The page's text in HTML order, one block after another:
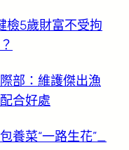
檢5歲財富不受拘
部：維護傑出漁
合好處
養菜“一路生花”_